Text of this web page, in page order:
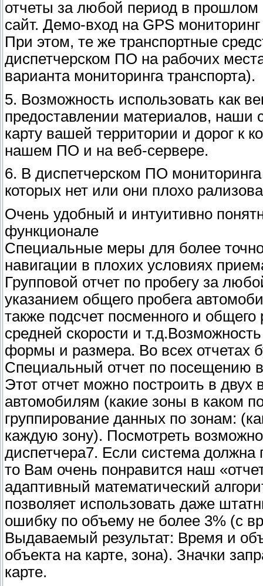
отчеты за любой период в
сайт. Демо-вход на GPS
При этом, те же транспортные
диспетчерском ПО на рабочих
варианта мониторинга транспорта).
5. Возможноcть использовать как
предоставлении материалов, наши
карту вашей территории и дорог к
нашем ПО и на веб-сервере.
6. В диспетчерском ПО
которых нет или они плохо
Очень удобный и интуитивно
функционале
Специальные меры для более
навигации в плохих условиях
Групповой отчет по пробегу за
указанием общего пробега
также подсчет посменного и
средней скорости и
формы и размера. Во всех отчетах
Специальный отчет по посещению
Этот отчет можно построить в двух
автомобилям (какие зоны в каком
группирование данных по зонам:
каждую зону). Посмотреть
диспетчера7. Если система должна
то Вам очень понравится наш
адаптивный математический
позволяет использовать даже
ошибку по объему не более 3% (с
Выдаваемый результат: Время и
объекта на карте, зона). Значки
карте.